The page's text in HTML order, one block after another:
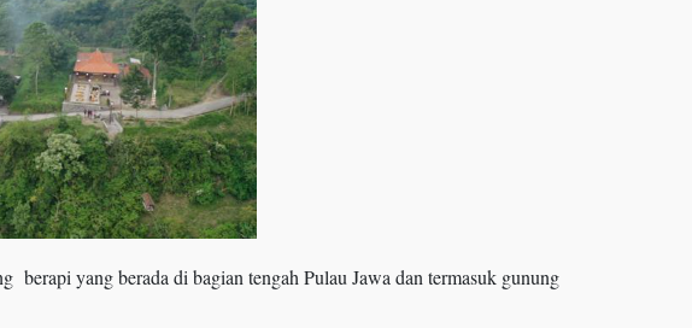
berapi yang berada di bagian tengah Pulau Jawa dan termasuk gunung